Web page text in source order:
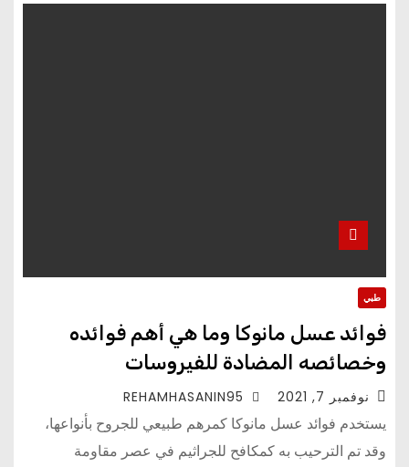
طبي
فوائد عسل مانوكا وما هي أهم فوائده
وخصائصه المضادة للفيروسات
نوفمبر 7, 2021
يستخدم فوائد عسل مانوكا كمرهم طبيعي للجروح بأنواعها،
وقد تم الترحيب به كمكافح للجراثيم في عصر مقاومة